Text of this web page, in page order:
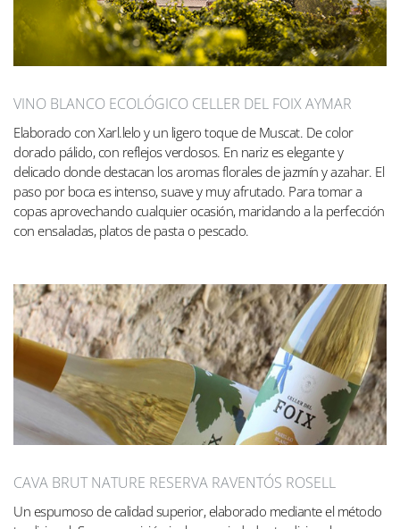
VINO BLANCO ECOLÓGICO CELLER DEL FOIX AYMAR
Elaborado con Xarl.lelo y un ligero toque de Muscat. De color
dorado pálido, con reflejos verdosos. En nariz es elegante y
delicado donde destacan los aromas florales de jazmín y azahar. El
paso por boca es intenso, suave y muy afrutado. Para tomar a
copas aprovechando cualquier ocasión, maridando a la perfección
con ensaladas, platos de pasta o pescado.
CAVA BRUT NATURE RESERVA RAVENTÓS ROSELL
Un espumoso de calidad superior, elaborado mediante el método